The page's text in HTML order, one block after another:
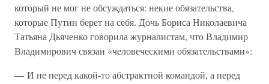
который не мог не обсуждаться: некие обязательства,
которые Путин берет на себя. Дочь Бориса Николаевича
Татьяна Дьяченко говорила журналистам, что Владимир
Владимирович связан «человеческими обязательствами»:
— И не перед какой-то абстрактной командой, а перед